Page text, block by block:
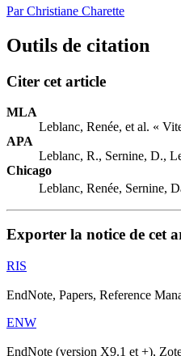
Par Christiane Charette
Outils de citation
Citer cet article
MLA
Leblanc, Renée, et al. «
APA
Leblanc, R., Sernine, D.,
Chicago
Leblanc, Renée, Sernine,
Exporter la notice de cet
RIS
EndNote, Papers, Reference
ENW
EndNote (version X9.1 et +),